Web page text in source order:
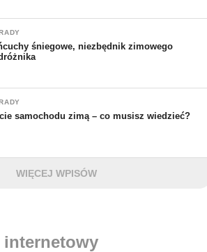
śniegowe, niezbędnik zimowego
samochodu zimą – co musisz wiedzieć?
WIĘCEJ WPISÓW
internetowy